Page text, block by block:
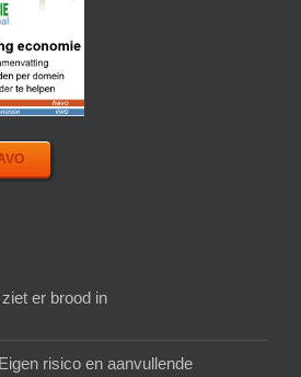
er brood in
risico en aanvullende